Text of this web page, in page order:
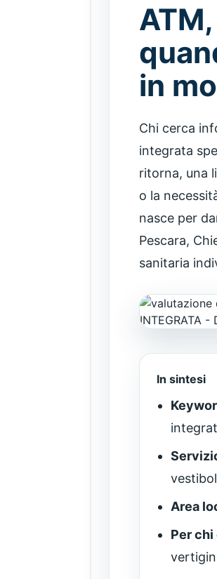
in
Chi cerca
integrata
ritorna, una
o la
nasce per
Pescara,
sanitaria
In sintesi
Area
Per chi